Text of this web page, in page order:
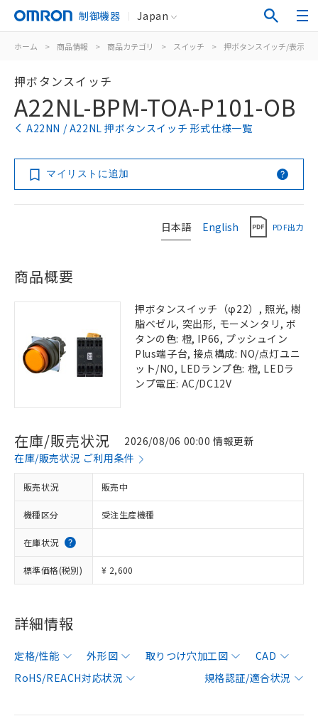
制御機器 Japan
ホーム > 商品情報 > 商品カテゴリ > スイッチ > 押ボタンスイッチ/表示灯
押ボタンスイッチ
A22NL-BPM-TOA-P101-OB
A22NN / A22NL 押ボタンスイッチ 形式仕様一覧
マイリストに追加
日本語 English PDF出力
商品概要
押ボタンスイッチ（φ22）, 照光, 樹
脂ベゼル, 突出形, モーメンタリ, ボ
タンの色: 橙, IP66, プッシュイン
Plus端子台, 接点構成: NO/点灯ユニ
ット/NO, LEDランプ色: 橙, LEDラ
ンプ電圧: AC/DC12V
在庫/販売状況
2026/08/06 00:00 情報更新
在庫/販売状況 ご利用条件
販売状況 販売中
機種区分 受注生産機種
在庫状況
標準価格(税別) ¥ 2,600
詳細情報
定格/性能 外形図 取りつけ穴加工図
CAD
RoHS/REACH対応状況
規格認証/適合状況